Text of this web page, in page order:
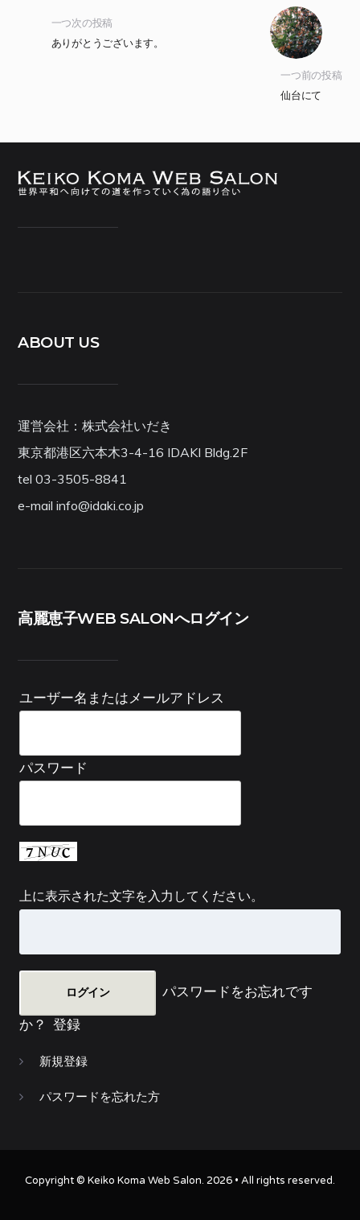
一つ前の投稿
仙台にて
一つ次の投稿
ありがとうございます。
ABOUT US
運営会社：株式会社いだき
東京都港区六本木3-4-16 IDAKI Bldg.2F
tel 03-3505-8841
e-mail info@idaki.co.jp
高麗恵子WEB SALONへログイン
ユーザー名またはメールアドレス
パスワード
上に表示された文字を入力してください。
パスワードをお忘れです
か？ 登録
新規登録
パスワードを忘れた方
Copyright © Keiko Koma Web Salon. 2026 • All rights reserved.